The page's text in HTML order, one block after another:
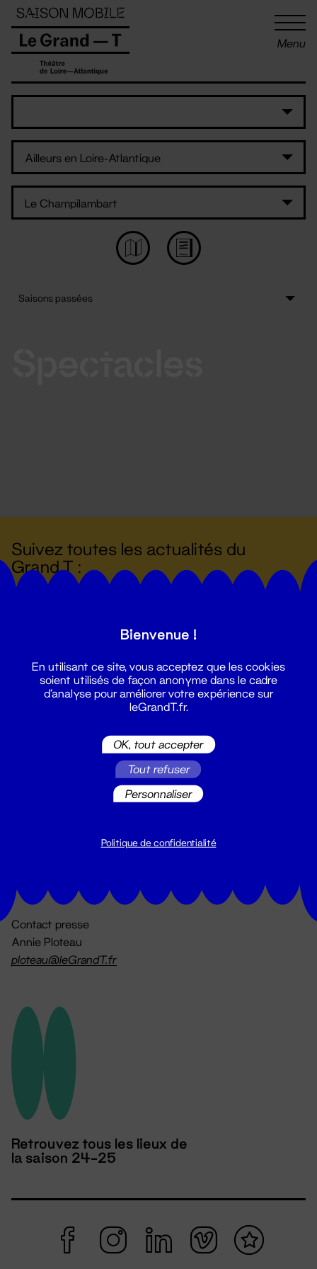
Menu
Suivez toutes les actualités du
Grand T :
billetterie@leGrandT.fr
Contact presse
Annie Ploteau
ploteau@leGrandT.fr
Retrouvez tous les lieux de
la saison 24-25
Panneau de gestion des cookies
Bienvenue !
En utilisant ce site, vous acceptez que les cookies
soient utilisés de façon anonyme dans le cadre
d'analyse pour améliorer votre expérience sur
leGrandT.fr.
OK, tout accepter
Tout refuser
Personnaliser
Politique de confidentialité